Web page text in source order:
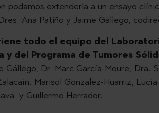
podamos extenderla a un ensayo
Ana Patiño y Jaime Gállego,
todo el equipo del
y del Programa de Tumores
Gállego, Dr. Marc García-Moure, Dra.
Marisol Gonzalez-Huarriz,
y Guillermo Herrador.